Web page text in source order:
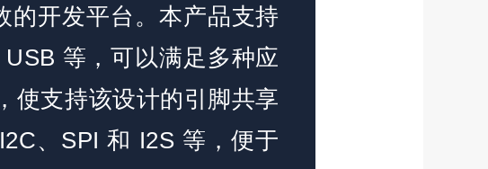
的开发平台。本产品支持
等，可以满足多种应
使支持该设计的引脚共享
、SPI 和 I2S 等，便于